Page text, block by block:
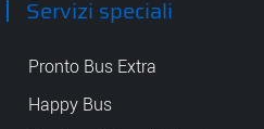
Servizi speciali
Pronto Bus Extra
Happy Bus